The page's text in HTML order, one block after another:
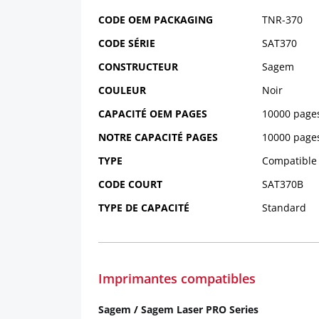
CODE OEM PACKAGING
TNR-370
CODE SÉRIE
SAT370
CONSTRUCTEUR
Sagem
COULEUR
Noir
CAPACITÉ OEM PAGES
10000
NOTRE CAPACITÉ PAGES
10000
TYPE
Compatible
CODE COURT
SAT370B
TYPE DE CAPACITÉ
Standard
Imprimantes compatibles
Sagem / Sagem Laser PRO Series